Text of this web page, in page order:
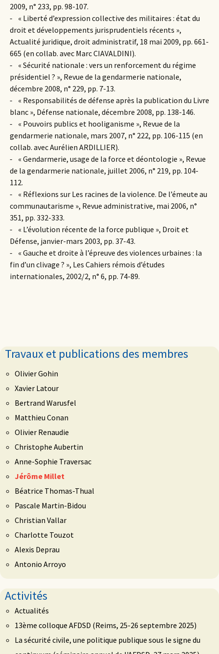
2009, n° 233, pp. 98-107.
⁃ « Liberté d’expression collective des militaires : état du
droit et développements jurisprudentiels récents »,
Actualité juridique, droit administratif, 18 mai 2009, pp. 661-
665 (en collab. avec Marc CIAVALDINI).
⁃ « Sécurité nationale : vers un renforcement du régime
présidentiel ? », Revue de la gendarmerie nationale,
décembre 2008, n° 229, pp. 7-13.
⁃ « Responsabilités de défense après la publication du Livre
blanc », Défense nationale, décembre 2008, pp. 138-146.
⁃ « Pouvoirs publics et hooliganisme », Revue de la
gendarmerie nationale, mars 2007, n° 222, pp. 106-115 (en
collab. avec Aurélien ARDILLIER).
⁃ « Gendarmerie, usage de la force et déontologie », Revue
de la gendarmerie nationale, juillet 2006, n° 219, pp. 104-
112.
⁃ « Réflexions sur Les racines de la violence. De l’émeute au
communautarisme », Revue administrative, mai 2006, n°
351, pp. 332-333.
⁃ « L’évolution récente de la force publique », Droit et
Défense, janvier-mars 2003, pp. 37-43.
⁃ « Gauche et droite à l’épreuve des violences urbaines : la
fin d’un clivage ? », Les Cahiers rémois d’études
internationales, 2002/2, n° 6, pp. 74-89.
Travaux et publications des membres
Olivier Gohin
Xavier Latour
Bertrand Warusfel
Matthieu Conan
Olivier Renaudie
Christophe Aubertin
Anne-Sophie Traversac
Jérôme Millet
Béatrice Thomas-Thual
Pascale Martin-Bidou
Christian Vallar
Charlotte Touzot
Alexis Deprau
Antonio Arroyo
Activités
Actualités
13ème colloque AFDSD (Reims, 25-26 septembre 2025)
La sécurité civile, une politique publique sous le signe du